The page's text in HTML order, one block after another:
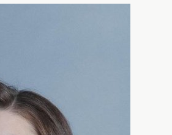
рассекретили пол
будущая мамочка
оно стоило, - далее